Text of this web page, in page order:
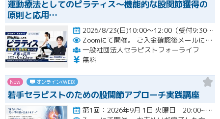
運動療法としてのピラティス〜機能的な股関節獲得の
原則と応用…
2026/8/23(日)10:00～12:00（受付9:30～）開催
Zoomにて開催。
ご入金確認後メールにてURLをお知らせいたします。
一般社団法人セラピストフォーライフ
無料
New オンライン(WEB)
若手セラピストのための股関節アプローチ実践講座
第1回：2026年9月 1日 火曜日 20:00~21:00 第2回：2026年9月15日 火曜日 20:00~2…開催